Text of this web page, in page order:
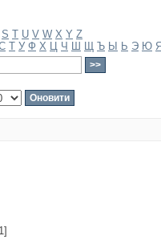
S T U V W X Y Z
Т У Ф Х Ц Ч Ш Щ Ъ Ы Ь Э Ю